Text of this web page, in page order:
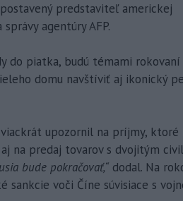
predstaviteľ americkej
agentúry AFP.
do piatka, budú témami
domu navštíviť aj ikonický
upozornil na príjmy, ktoré
na predaj tovarov s dvojitým
bude pokračovať,“ dodal. Na
sankcie voči Číne súvisiace s